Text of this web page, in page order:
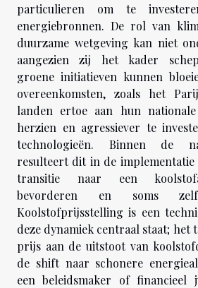
particulieren om te
energiebronnen. De rol van
duurzame wetgeving kan niet
aangezien zij het kader
groene initiatieven kunnen
overeenkomsten, zoals het
landen ertoe aan hun
herzien en agressiever te
technologieën. Binnen de
resulteert dit in de implementatie
transitie naar een
bevorderen en soms
Koolstofprijsstelling is een
deze dynamiek centraal staat; het
prijs aan de uitstoot van
de shift naar schonere
een beleidsmaker of financieel